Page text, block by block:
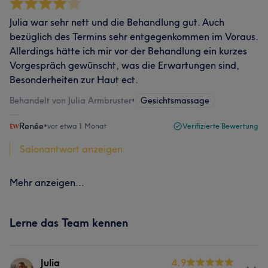
Julia war sehr nett und die Behandlung gut. Auch
bezüglich des Termins sehr entgegenkommen im Voraus.
Allerdings hätte ich mir vor der Behandlung ein kurzes
Vorgespräch gewünscht, was die Erwartungen sind,
Besonderheiten zur Haut ect.
Behandelt von Julia Armbruster• Gesichtsmassage
Renée•vor etwa 1 Monat Verifizierte Bewertung
Salonantwort anzeigen
Mehr anzeigen...
Lerne das Team kennen
Julia 4.9